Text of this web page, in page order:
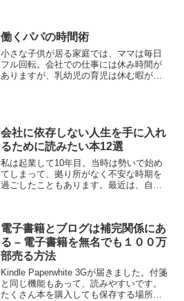
働くパパの時間術
小さな子供が居る家庭では、ママは毎日
フル回転。会社での仕事には休み時間が
ありますが、乳幼児の育児は休む暇があ
会社に依存しない人生を手に入れ
るために読みたい本12選
私は起業して10年目。当時は勢いで始め
てしまって、拠り所がなく不安な時期を
過ごしたこともあります。最近は、自分
いる方は多いはずです。...
電子書籍とブログは補完関係にあ
る – 電子書籍を無名でも１００万
部売る方法
Kindle Paperwhite 3Gが届きました。付箋
と同じ機能もあって、読みやすいです。
たくさん本を購入しても保存する場所に